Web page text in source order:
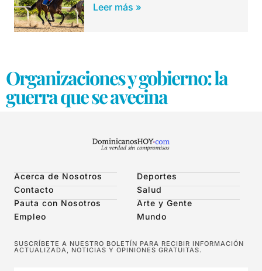
Leer más »
Organizaciones y gobierno: la
guerra que se avecina
Acerca de Nosotros
Contacto
Pauta con Nosotros
Empleo
Deportes
Salud
Arte y Gente
Mundo
SUSCRÍBETE A NUESTRO BOLETÍN PARA RECIBIR INFORMACIÓN
ACTUALIZADA, NOTICIAS Y OPINIONES GRATUITAS.